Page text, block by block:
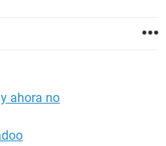
ahora no